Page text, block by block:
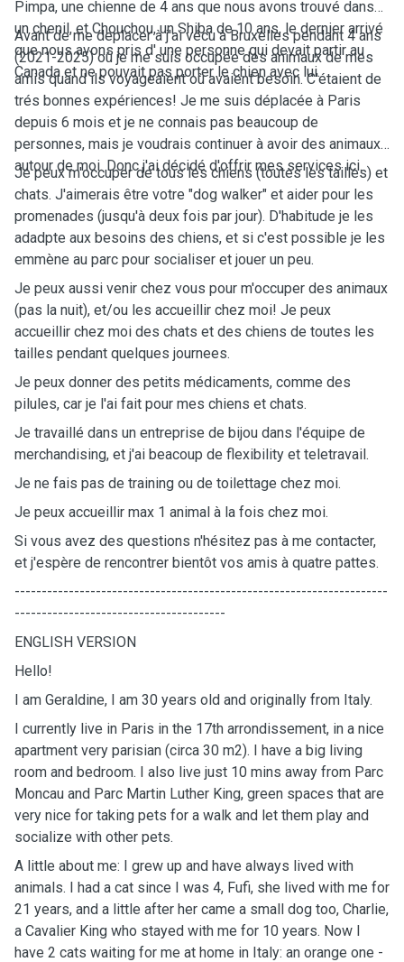
Pimpa, une chienne de 4 ans que nous avons trouvé dans
un chenil, et Chouchou, un Shiba de 10 ans, le dernier arrivé
que nous avons pris d' une personne qui devait partir au
Canada et ne pouvait pas porter le chien avec lui.
Avant de me deplacer à j'ai vécu à Bruxelles pendant 4 ans
(2021-2025)où je me suis occupée des animaux de mes
amis quand ilsvoyageaientoù avaient besoin. C'étaient de
trés bonnes expériences! Je me suis déplacée à Paris
depuis 6 mois et je ne connais pas beaucoup de
personnes, mais je voudrais continuer à avoir des animaux
autour de moi. Donc j'ai décidé d'offrir mes services ici.
Je peux m'occuper de tous les chiens (toutes les tailles) et
chats. J'aimerais être votre "dog walker" et aider pour les
promenades (jusqu'à deux fois par jour). D'habitude je les
adadpte aux besoins des chiens, et si c'est possible je les
emmène au parc pour socialiser et jouer un peu.
Je peux aussi venir chez vous pour m'occuper des animaux
(pas la nuit), et/ou les accueillir chez moi! Je peux
accueillir chez moi des chats et des chiens de toutes les
tailles pendant quelques journees.
Je peux donner des petits médicaments, comme des
pilules, car je l'ai fait pour mes chiens et chats.
Je travaillé dans un entreprise de bijou dans l'équipe de
merchandising, et j'ai beacoup de flexibility et teletravail.
Je ne fais pas de training ou de toilettage chez moi.
Je peux accueillir max 1 animal à la fois chez moi.
Si vous avez des questions n'hésitez pas à me contacter,
et j'espère de rencontrer bientôt vos amis à quatre pattes.
---------------------------------------------------------------------
---------------------------------------
ENGLISH VERSION
Hello!
I am Geraldine, I am 30 years old and originally from Italy.
I currently live in Paris in the 17th arrondissement, in a nice
apartment very parisian (circa 30 m2). I have a big living
room and bedroom. I also live just 10 mins away from Parc
Moncau and Parc Martin Luther King, green spaces that are
very nice for taking pets for a walk and let them play and
socialize with other pets.
A little about me: I grew up and have always lived with
animals. I had a cat since I was 4, Fufi, she lived with me for
21 years, and a little after her came a small dog too, Charlie,
a Cavalier King who stayed with me for 10 years. Now I
have 2 cats waiting for me at home in Italy: an orange one -